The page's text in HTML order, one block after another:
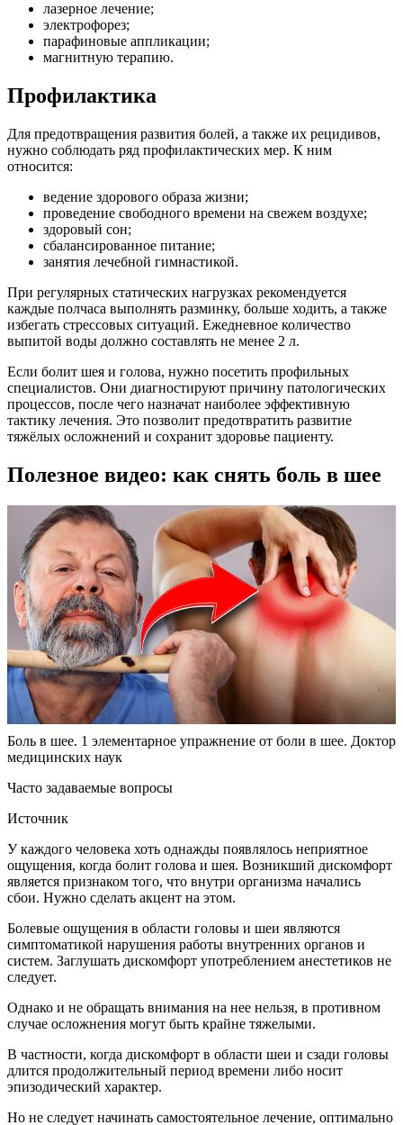
лазерное лечение;
электрофорез;
парафиновые аппликации;
магнитную терапию.
Профилактика
Для предотвращения развития болей, а также их рецидивов,
нужно соблюдать ряд профилактических мер. К ним
относится:
ведение здорового образа жизни;
проведение свободного времени на свежем воздухе;
здоровый сон;
сбалансированное питание;
занятия лечебной гимнастикой.
При регулярных статических нагрузках рекомендуется
каждые полчаса выполнять разминку, больше ходить, а также
избегать стрессовых ситуаций. Ежедневное количество
выпитой воды должно составлять не менее 2 л.
Если болит шея и голова, нужно посетить профильных
специалистов. Они диагностируют причину патологических
процессов, после чего назначат наиболее эффективную
тактику лечения. Это позволит предотвратить развитие
тяжёлых осложнений и сохранит здоровье пациенту.
Полезное видео: как снять боль в шее
Боль в шее. 1 элементарное упражнение от боли в шее. Доктор
медицинских наук
Часто задаваемые вопросы
Источник
У каждого человека хоть однажды появлялось неприятное
ощущения, когда болит голова и шея. Возникший дискомфорт
является признаком того, что внутри организма начались
сбои. Нужно сделать акцент на этом.
Болевые ощущения в области головы и шеи являются
симптоматикой нарушения работы внутренних органов и
систем. Заглушать дискомфорт употреблением анестетиков не
следует.
Однако и не обращать внимания на нее нельзя, в противном
случае осложнения могут быть крайне тяжелыми.
В частности, когда дискомфорт в области шеи и сзади головы
длится продолжительный период времени либо носит
эпизодический характер.
Но не следует начинать самостоятельное лечение, оптимально